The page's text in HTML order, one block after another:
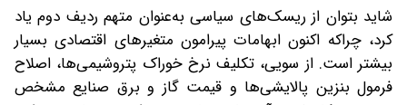
شاید بتوان از ریسک‌های سیاسی به‌عنوان متهم ردیف دوم یاد
کرد، چراکه اکنون ابهامات پیرامون متغیرهای اقتصادی بسیار
بیشتر است. از سویی، تکلیف نرخ خوراک پتروشیمی‌ها، اصلاح
فرمول بنزین پالایشی‌‌‌‌‌‌ها و قیمت گاز و برق صنایع مشخص